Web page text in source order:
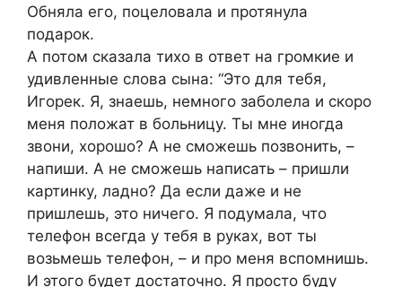
Обняла его, поцеловала и протянула
подарок.
А потом сказала тихо в ответ на громкие и
удивленные слова сына: “Это для тебя,
Игорек. Я, знаешь, немного заболела и скоро
меня положат в больницу. Ты мне иногда
звони, хорошо? А не сможешь позвонить, –
напиши. А не сможешь написать – пришли
картинку, ладно? Да если даже и не
пришлешь, это ничего. Я подумала, что
телефон всегда у тебя в руках, вот ты
возьмешь телефон, – и про меня вспомнишь.
И этого будет достаточно. Я просто буду